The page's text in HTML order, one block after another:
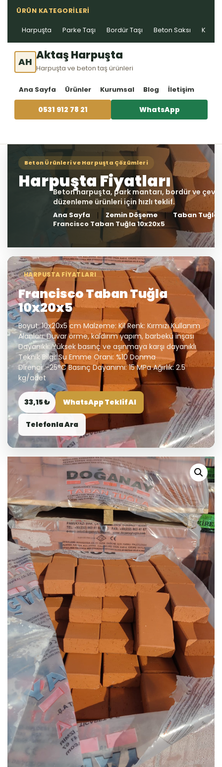
ÜRÜN KATEGORILERI
Harpuşta Parke Taşı Bordür Taşı Beton Saksı Kablo
AH Aktaş Harpuşta
Harpuşta ve beton taş ürünleri
Ana Sayfa Ürünler Kurumsal Blog İletişim
0531 912 78 21 WhatsApp
Ana Sayfa Zemin Döşeme
Taban Tuğla
Francisco Taban Tuğla 10x20x5
HARPUSTA FIYATLARI
Francisco Taban Tuğla
10x20x5
Boyut: 10x20x5 cm Malzeme: Kil Renk: Kırmızı Kullanım
Alanları: Duvar örme, kaldırım yapım, barbekü inşası
Dayanıklı: Yüksek basınç ve aşınmaya karşı dayanıklı
Teknik Bilgi: Su Emme Oranı: %10 Donma
Direnci: -25°C Basınç Dayanımı: 15 MPa Ağırlık: 2.5
kg/adet
33,15 ₺ WhatsApp Teklif Al
Telefonla Ara